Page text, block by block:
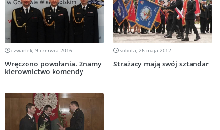
czwartek, 9 czerwca 2016
Wręczono powołania. Znamy
kierownictwo komendy
sobota, 26 maja 2012
Strażacy mają swój sztandar